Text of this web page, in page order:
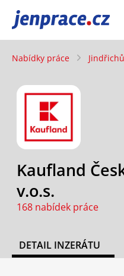
JenPráce.cz
Nabídky práce
Kaufland
v.o.s.
168 nabídek práce
DETAIL INZERÁTU